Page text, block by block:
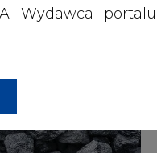
Wydawca portalu